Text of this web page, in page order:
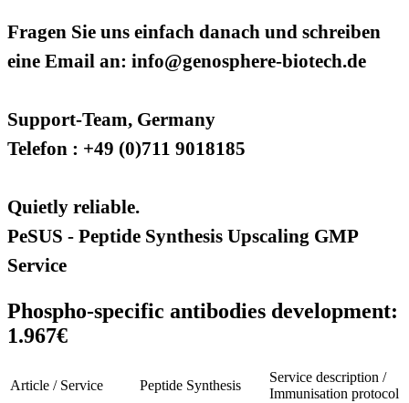
Fragen Sie uns einfach danach und schreiben
eine Email an: info@genosphere-biotech.de
Support-Team, Germany
Telefon : +49 (0)711 9018185
Quietly reliable.
PeSUS - Peptide Synthesis Upscaling GMP
Service
Phospho-specific antibodies development:
1.967€
Article / Service Peptide Synthesis
Service description /
Immunisation protocol